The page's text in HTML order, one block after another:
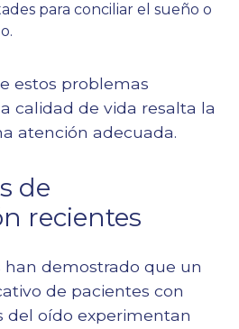
para conciliar el sueño o
estos problemas
calidad de vida resalta la
atención adecuada.
de
recientes
han demostrado que un
de pacientes con
del oído experimentan